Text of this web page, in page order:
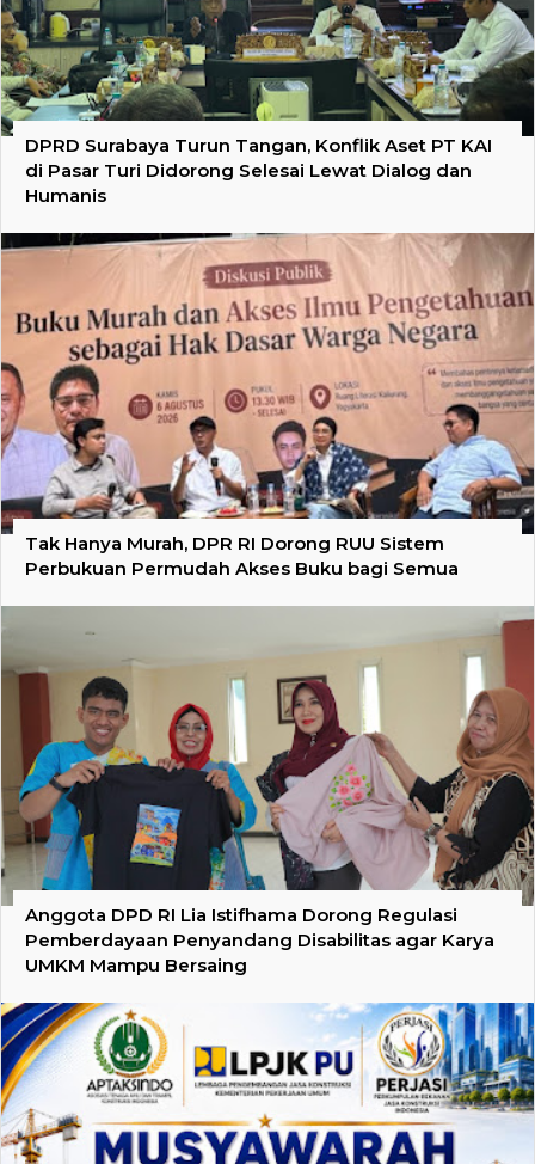
DPRD Surabaya Turun Tangan, Konflik Aset PT KAI
di Pasar Turi Didorong Selesai Lewat Dialog dan
Humanis
Tak Hanya Murah, DPR RI Dorong RUU Sistem
Perbukuan Permudah Akses Buku bagi Semua
Anggota DPD RI Lia Istifhama Dorong Regulasi
Pemberdayaan Penyandang Disabilitas agar Karya
UMKM Mampu Bersaing